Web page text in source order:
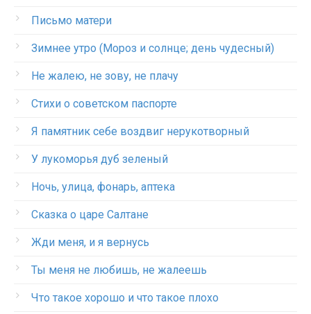
Письмо матери
Зимнее утро (Мороз и солнце; день чудесный)
Не жалею, не зову, не плачу
Стихи о советском паспорте
Я памятник себе воздвиг нерукотворный
У лукоморья дуб зеленый
Ночь, улица, фонарь, аптека
Сказка о царе Салтане
Жди меня, и я вернусь
Ты меня не любишь, не жалеешь
Что такое хорошо и что такое плохо